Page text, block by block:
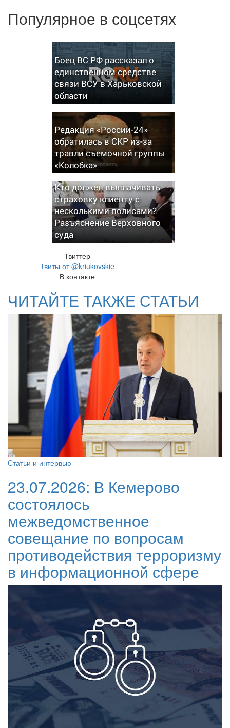
Популярное в соцсетях
Боец ВС РФ рассказал о
единственном средстве
связи ВСУ в Харьковской
области
Редакция «России-24»
обратилась в СКР из-за
травли съемочной группы
«Колобка»
Кто должен выплачивать
страховку клиенту с
несколькими полисами?
Разъяснение Верховного
суда
Твиттер
Твиты от @kriukovskie
В контакте
ЧИТАЙТЕ ТАКЖЕ СТАТЬИ
Статьи и интервью
23.07.2026: В Кемерово
состоялось
межведомственное
совещание по вопросам
противодействия терроризму
в информационной сфере